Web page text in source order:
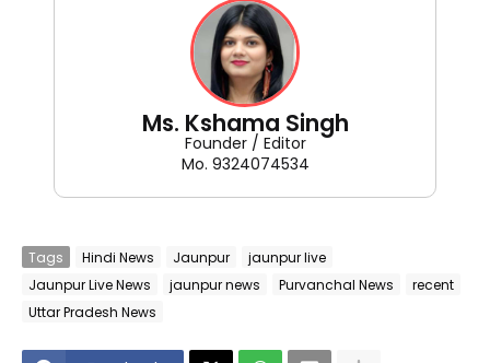
Ms. Kshama Singh
Founder / Editor
Mo. 9324074534
Tags Hindi News Jaunpur
jaunpur live
Jaunpur Live News
jaunpur news Purvanchal News
recent
Uttar Pradesh News